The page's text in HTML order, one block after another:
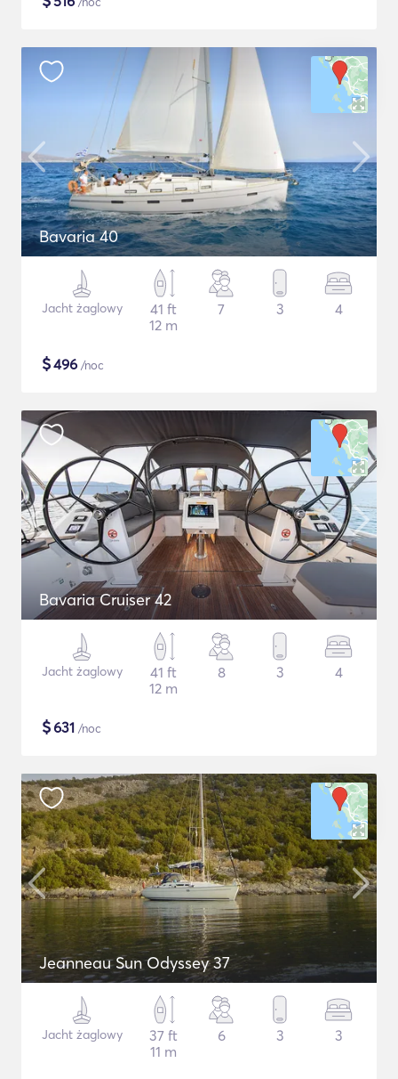
Bavaria 40
Jacht żaglowy
41 ft
12 m
7 3 4
$496 /noc
Bavaria Cruiser 42
Jacht żaglowy
41 ft
12 m
8 3 4
$631 /noc
Jeanneau Sun Odyssey 37
Jacht żaglowy
37 ft
11 m
6 3 3